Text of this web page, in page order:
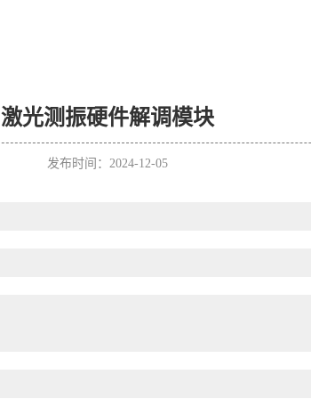
激光测振硬件解调模块
发布时间：2024-12-05